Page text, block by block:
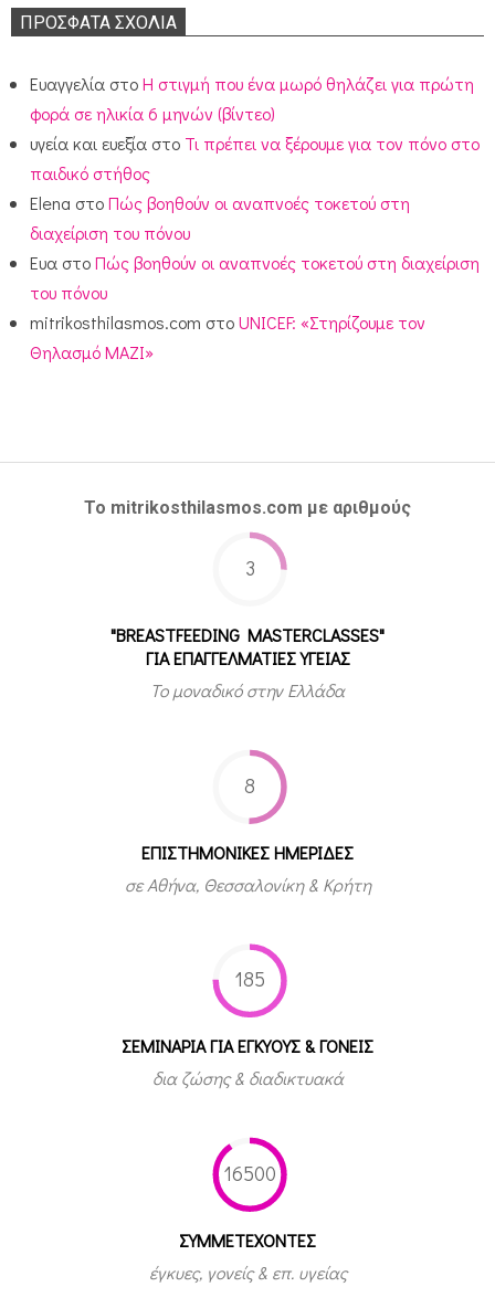
ΠΡΌΣΦΑΤΑ ΣΧΌΛΙΑ
Ευαγγελία στοΗ στιγμή που ένα μωρό θηλάζει για πρώτη
φορά σε ηλικία 6 μηνών (βίντεο)
υγεία και ευεξία στο Τι πρέπει να ξέρουμε για τον πόνο στο
παιδικό στήθος
Elena στοΠώς βοηθούν οι αναπνοές τοκετού στη
διαχείριση του πόνου
Ευα στοΠώς βοηθούν οι αναπνοές τοκετού στη διαχείριση
του πόνου
mitrikosthilasmos.com στοUNICEF: «Στηρίζουμε τον
Θηλασμό ΜΑΖΙ»
Το mitrikosthilasmos.com με αριθμούς
3
"BREASTFEEDING MASTERCLASSES"
ΓΙΑ ΕΠΑΓΓΕΛΜΑΤΙΕΣ ΥΓΕΙΑΣ
Το μοναδικό στην Ελλάδα
8
ΕΠΙΣΤΗΜΟΝΙΚΕΣ ΗΜΕΡΙΔΕΣ
σε Αθήνα, Θεσσαλονίκη & Κρήτη
185
ΣΕΜΙΝΑΡΙΑ ΓΙΑ ΕΓΚΥΟΥΣ & ΓΟΝΕΙΣ
δια ζώσης & διαδικτυακά
16500
ΣΥΜΜΕΤEΧΟΝΤΕΣ
έγκυες, γονείς & επ. υγείας